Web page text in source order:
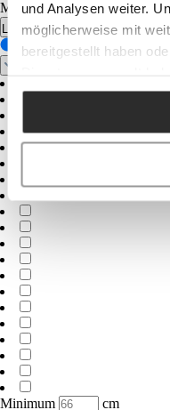
und Analysen weiter.
möglicherweise mit
bereitgestellt haben
akzeptieren / etc.]“
Weitergabe über Ihr
Partner, die shopware
Deutschland), die
darf.
Maximum
cm
Largeur
Minimum
cm